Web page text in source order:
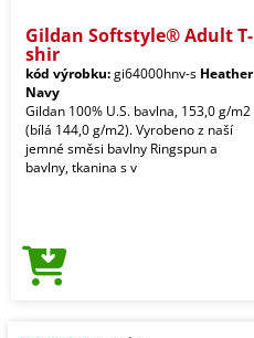
Gildan Softstyle® Adult T-
shir
kód výrobku:gi64000hnv-s Heather
Navy
Gildan 100% U.S. bavlna, 153,0 g/m2
(bílá 144,0 g/m2). Vyrobeno z naší
jemné směsi bavlny Ringspun a
bavlny, tkanina s v